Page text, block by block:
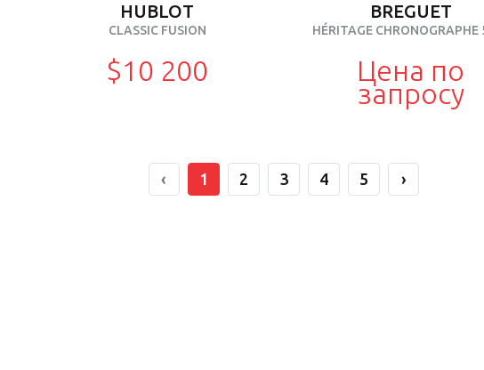
HUBLOT
CLASSIC FUSION
$10 200
BREGUET
HÉRITAGE CHRONOGRAPHE
Цена по
запросу
‹ 1 2 3 4 5 ›